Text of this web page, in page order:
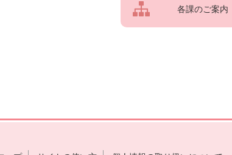
各課のご案内